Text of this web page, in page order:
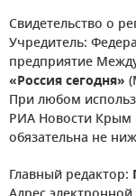
Свидетельство о
Учредитель:
предприятие
«Россия сегодня»
При любом
РИА Новости Крым
обязательна не
Главный редактор: